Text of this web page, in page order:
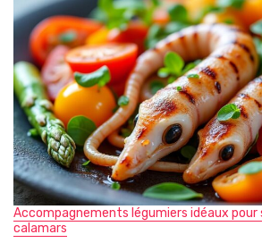
Accompagnements légumiers idéaux pour
calamars